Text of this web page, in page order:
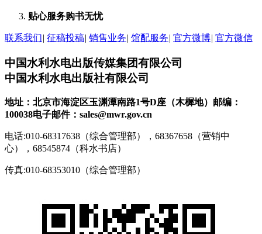
贴心服务购书无忧
联系我们| 征稿投稿| 销售业务| 馆配服务| 官方微博| 官方微信
中国水利水电出版传媒集团有限公司
中国水利水电出版社有限公司
地址：北京市海淀区玉渊潭南路1号D座（木樨地） 邮编：
100038电子邮件：sales@mwr.gov.cn
电话:010-68317638（综合管理部），68367658（营销中
心），68545874（科水书店）
传真:010-68353010（综合管理部）